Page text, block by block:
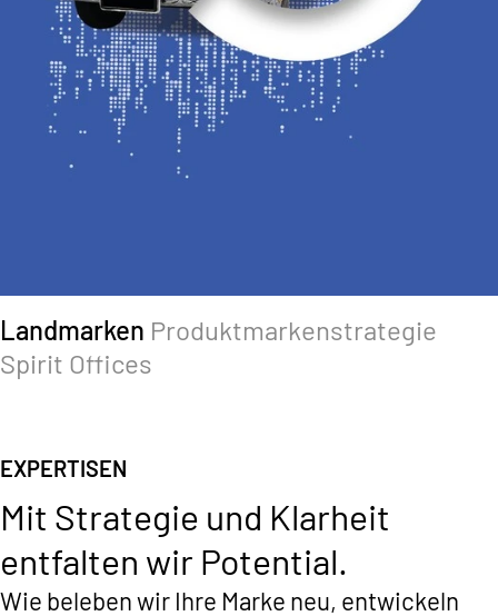
Landmarken Produktmarkenstrategie
Spirit Offices
EXPERTISEN
Mit Strategie und Klarheit
entfalten wir Potential.
Wie beleben wir Ihre Marke neu, entwickeln